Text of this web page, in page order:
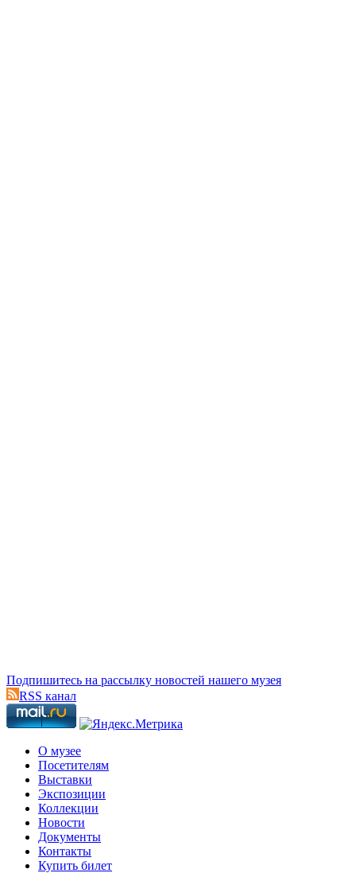
Подпишитесь на рассылку новостей нашего музея
RSS канал
О музее
Посетителям
Выставки
Экспозиции
Коллекции
Новости
Документы
Контакты
Купить билет